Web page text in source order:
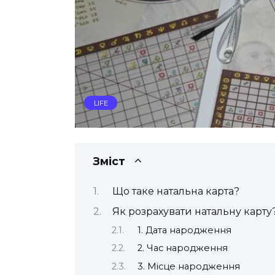
LIFE
Зміст
Що таке натальна карта?
Як розрахувати натальну
1. Дата народження
2. Час народження
3. Місце народження